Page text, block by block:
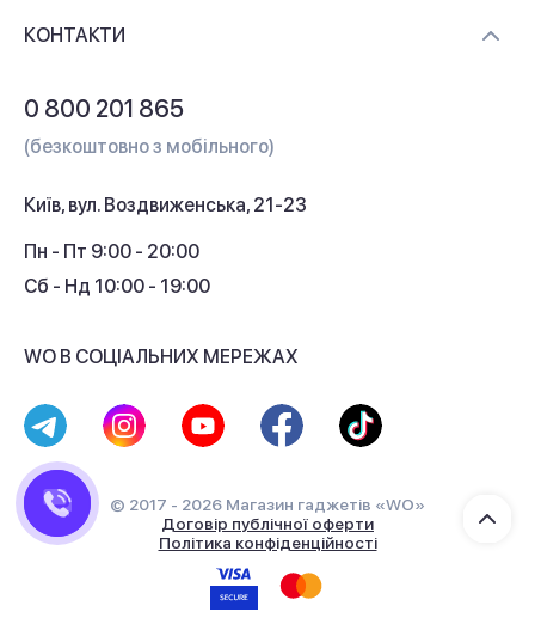
Контакти
Кешбек
КОНТАКТИ
0 800 201 865
(безкоштовно з мобільного)
Київ, вул. Воздвиженська, 21-23
Пн - Пт 9:00 - 20:00
Сб - Нд 10:00 - 19:00
WO В СОЦІАЛЬНИХ МЕРЕЖАХ
© 2017 - 2026 Магазин гаджетів «WO»
Договір публічної оферти
Політика конфіденційності